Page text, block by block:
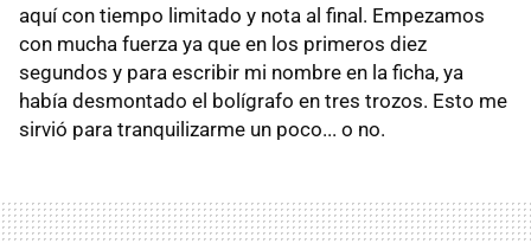
aquí con tiempo limitado y nota al final. Empezamos
con mucha fuerza ya que en los primeros diez
segundos y para escribir mi nombre en la ficha, ya
había desmontado el bolígrafo en tres trozos. Esto me
sirvió para tranquilizarme un poco... o no.